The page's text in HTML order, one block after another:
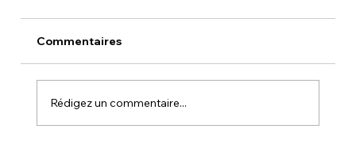
Commentaires
Rédigez un commentaire...